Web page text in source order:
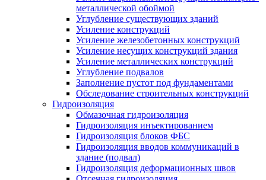
металлической обоймой
Углубление существующих зданий
Усиление конструкций
Усиление железобетонных конструкций
Усиление несущих конструкций здания
Усиление металлических конструкций
Углубление подвалов
Заполнение пустот под фундаментами
Обследование строительных конструкций
Гидроизоляция
Обмазочная гидроизоляция
Гидроизоляция инъектированием
Гидроизоляция блоков ФБС
Гидроизоляция вводов коммуникаций в
здание (подвал)
Гидроизоляция деформационных швов